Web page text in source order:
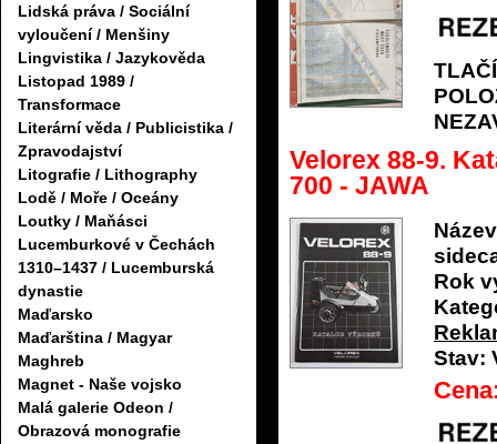
Lidská práva / Sociální
vyloučení / Menšiny
Lingvistika / Jazykověda
Listopad 1989 /
Transformace
Literární věda / Publicistika /
Zpravodajství
Litografie / Lithography
Lodě / Moře / Oceány
Loutky / Maňásci
Lucemburkové v Čechách
1310–1437 / Lucemburská
dynastie
Maďarsko
Maďarština / Magyar
Maghreb
Magnet - Naše vojsko
Malá galerie Odeon /
Obrazová monografie
Velorex 88-9.
700 - JAWA
Rok
Stav: